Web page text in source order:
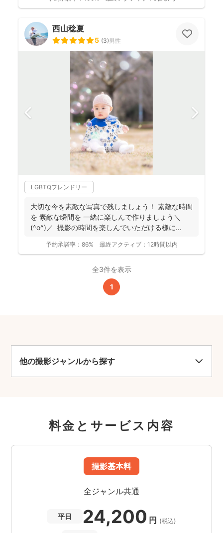
西山稔夏
5 (3)男性
LGBTQフレンドリー
大切な今を素敵な写真で残しましょう！ 素敵な時間
を 素敵な瞬間を 一緒に楽しんで作りましょう＼
(^o^)／ 撮影の時間を楽しんでいただける様に...
予約承諾率： 86% 最終アクティブ： 12時間以内
全3件を表示
1
他の撮影ジャンルから探す
料金とサービス内容
撮影基本料
全ジャンル共通
平日 24,200 円 (税込)